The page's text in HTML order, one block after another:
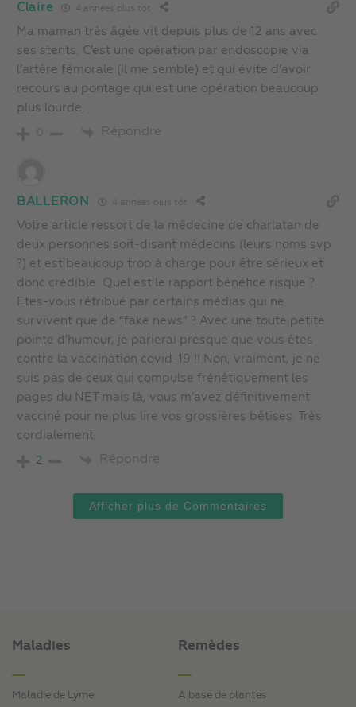
Claire 4 années plus tôt
Ma maman très âgée vit depuis plus de 12 ans avec
ses stents. C’est une opération par endoscopie via
l’artère fémorale (il me semble) et qui évite d’avoir
recours au pontage qui est une opération beaucoup
plus lourde.
0 Répondre
BALLERON 4 années plus tôt
Votre article ressort de la médecine de charlatan de
deux personnes soit-disant médecins (leurs noms svp
?) et est beaucoup trop à charge pour être sérieux et
donc crédible. Quel est le rapport bénéfice risque ?
Etes-vous rétribué par certains médias qui ne
survivent que de “fake news” ? Avec une toute petite
pointe d’humour, je parierai presque que vous êtes
contre la vaccination covid-19 !! Non, vraiment, je ne
suis pas de ceux qui compulse frénétiquement les
pages du NET mais là, vous m’avez définitivement
vacciné pour ne plus lire vos grossières bêtises. Très
cordialement,
2 Répondre
Afficher plus de Commentaires
Maladies
Maladie de Lyme
Remèdes
A base de plantes